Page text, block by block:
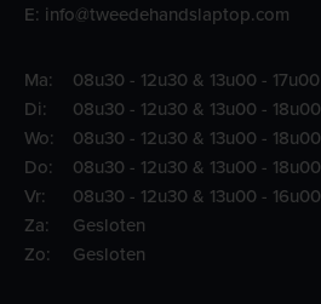
E: info@tweedehandslaptop.com
Ma:
08u30 - 12u30 & 13u00 - 17u00
Di:
08u30 - 12u30 & 13u00 - 18u00
Wo:
08u30 - 12u30 & 13u00 - 18u00
Do:
08u30 - 12u30 & 13u00 - 18u00
Vr:
08u30 - 12u30 & 13u00 - 16u00
Za:
Gesloten
Zo:
Gesloten